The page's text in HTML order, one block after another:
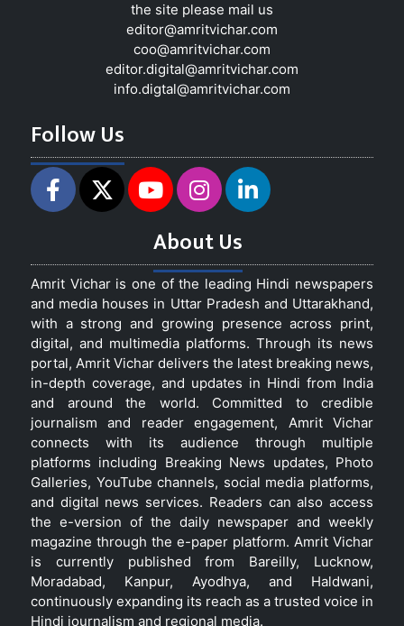
the site please mail us
editor@amritvichar.com
coo@amritvichar.com
editor.digital@amritvichar.com
info.digtal@amritvichar.com
Follow Us
About Us
Amrit Vichar is one of the leading Hindi newspapers
and media houses in Uttar Pradesh and Uttarakhand,
with a strong and growing presence across print,
digital, and multimedia platforms. Through its news
portal, Amrit Vichar delivers the latest breaking news,
in-depth coverage, and updates in Hindi from India
and around the world. Committed to credible
journalism and reader engagement, Amrit Vichar
connects with its audience through multiple
platforms including Breaking News updates, Photo
Galleries, YouTube channels, social media platforms,
and digital news services. Readers can also access
the e-version of the daily newspaper and weekly
magazine through the e-paper platform. Amrit Vichar
is currently published from Bareilly, Lucknow,
Moradabad, Kanpur, Ayodhya, and Haldwani,
continuously expanding its reach as a trusted voice in
Hindi journalism and regional media.